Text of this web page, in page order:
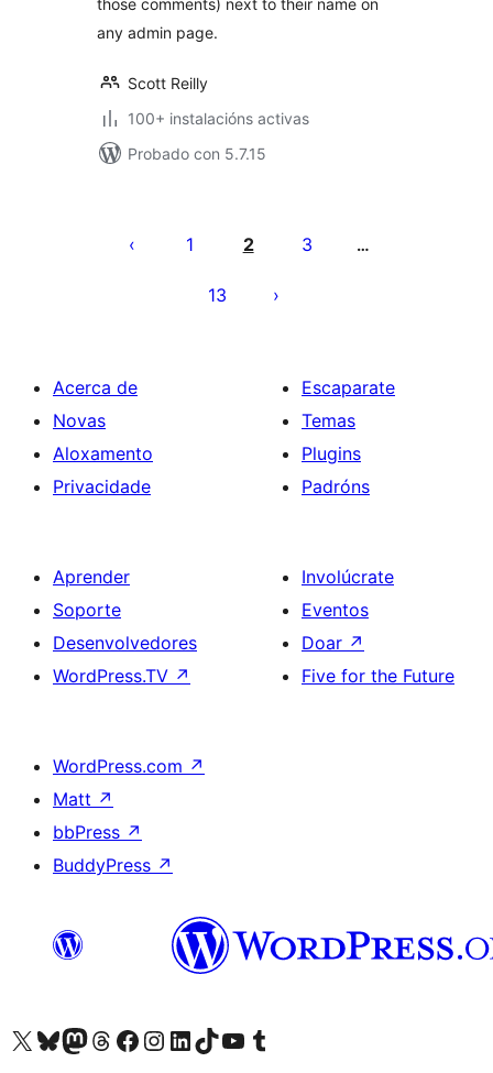
those comments) next to their name on
any admin page.
Scott Reilly
100+ instalacións activas
Probado con 5.7.15
1 2 3 …
13
Acerca de
Novas
Aloxamento
Privacidade
Escaparate
Temas
Plugins
Padróns
Aprender
Soporte
Desenvolvedores
WordPress.TV ↗
Involúcrate
Eventos
Doar ↗
Five for the Future
WordPress.com ↗
Matt ↗
bbPress ↗
BuddyPress ↗
Visita la cuenta de X (anteriormente Twitter)
Visita a nosa conta de Bluesky
Visita a nosa conta de Mastodon
Visita a nosa conta de Threads
Visita a nosa páxina de Facebook
Visita a nosa conta de Instagram
Visita a nosa conta de LinkedIn
Visita a nosa conta de TikTok
Visita a nosa canle de YouTube
Visita a nosa conta de Tumblr